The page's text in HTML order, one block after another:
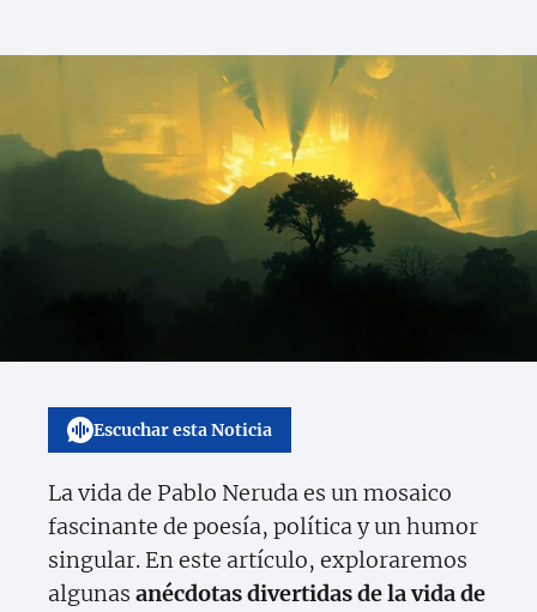
Escuchar esta Noticia
La vida de Pablo Neruda es un mosaico
fascinante de poesía, política y un humor
singular. En este artículo, exploraremos
algunas anécdotas divertidas de la vida de